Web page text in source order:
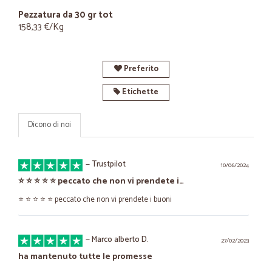
Pezzatura da 30 gr tot
158,33 €/Kg
Preferito
Etichette
Dicono di noi
10/06/2024
—Trustpilot
⭐️ ⭐️ ⭐️ ⭐️ ⭐️ peccato che non vi prendete i…
⭐️ ⭐️ ⭐️ ⭐️ ⭐️ peccato che non vi prendete i buoni
27/02/2023
—Marco alberto D.
ha mantenuto tutte le promesse